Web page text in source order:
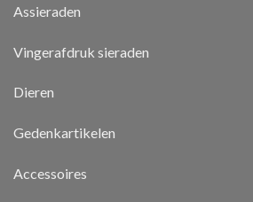
Assieraden
Vingerafdruk sieraden
Dieren
Gedenkartikelen
Accessoires